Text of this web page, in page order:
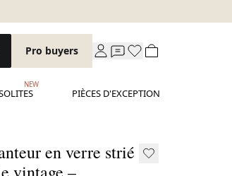
Pro buyers
NEW
PIÈCES D'EXCEPTION
en verre strié